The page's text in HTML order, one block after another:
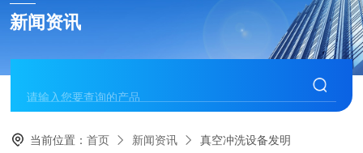
新闻资讯
当前位置：首页 新闻资讯 真空冲洗设备发明